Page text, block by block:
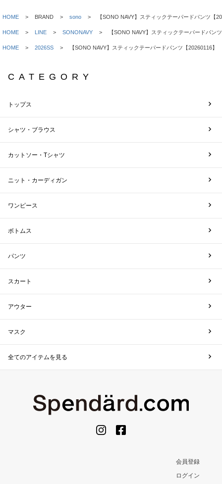
HOME BRAND sono 【SONO NAVY】スティックテーパードパンツ【
HOME LINE SONONAVY 【SONO NAVY】スティックテーパードパン
HOME 2026SS 【SONO NAVY】スティックテーパードパンツ【20260116】
CATEGORY
トップス
シャツ・ブラウス
カットソー・Tシャツ
ニット・カーディガン
ワンピース
ボトムス
パンツ
スカート
アウター
マスク
全てのアイテムを見る
会員登録
ログイン